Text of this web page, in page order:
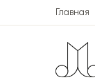
Главная